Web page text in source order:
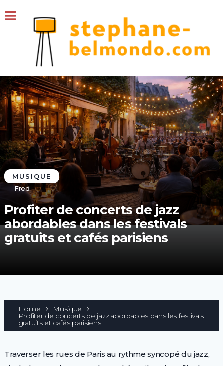
MUSIQUE
Fred
Profiter de concerts de jazz
abordables dans les festivals
gratuits et cafés parisiens
Home Musique
Profiter de concerts de jazz abordables dans les festivals
gratuits et cafés parisiens
Traverser les rues de Paris au rythme syncopé du jazz,